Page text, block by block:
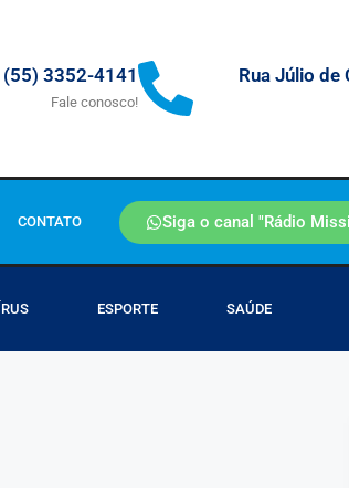
(55) 3352-4141
Fale conosco!
Rua Júlio de
CONTATO Siga o canal "Rádio
ESPORTE SAÚDE